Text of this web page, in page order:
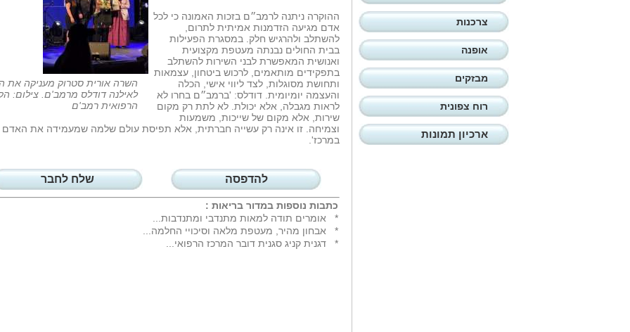
השרה אורית סטרוק מעניקה את
לאילנה דודלס מרמב'ם. צילום:
הרפואית רמב'ם
ההוקרה ניתנה לרמב״ם בזכות האמונה כי לכל
אדם מגיעה הזדמנות אמיתית לתרום,
להשתלב ולהרגיש חלק. במסגרת הפעילות
בבית החולים נבנתה מעטפת מקצועית
ואנושית המאפשרת לבני השירות להשתלב
בתפקידים מותאמים, לרכוש ביטחון, עצמאות
ותחושת מסוגלות, לצד ליווי אישי, הכלה
והעצמה יומיומית. דודלס: 'ברמב״ם בחרו לא
לראות מגבלה, אלא יכולת. לא לתת רק מקום
שירות, אלא מקום של שייכות, משמעות
וצמיחה. זו אינה רק עשייה חברתית, אלא תפיסת עולם שלמה שמעמידה את האדם
במרכז'.
שלח לחבר להדפסה
כתבות נוספות במדור בריאות :
* אומרים תודה למאות מתנדבי ומתנדבות...
* אבחון מהיר, מעטפת מלאה וסיכויי החלמה...
* דגנית קניג סגנית דובר המרכז הרפואי...
צרכנות
אופנה
מבזקים
רוח צפונית
ארכיון תמונות